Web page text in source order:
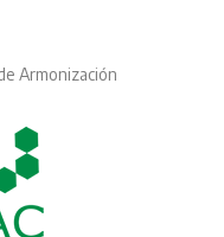
Armonización